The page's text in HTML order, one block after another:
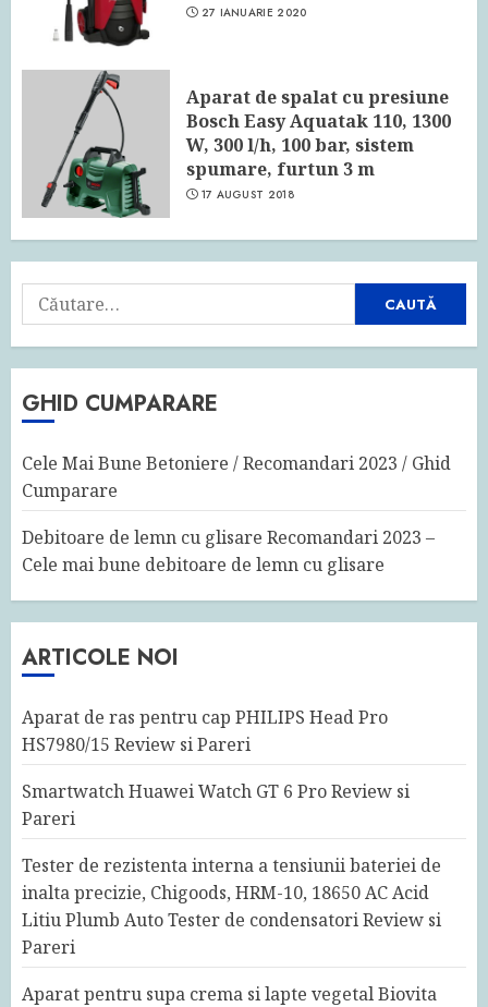
27 IANUARIE 2020
Aparat de spalat cu presiune
Bosch Easy Aquatak 110, 1300
W, 300 l/h, 100 bar, sistem
spumare, furtun 3 m
17 AUGUST 2018
Caută
după:
GHID CUMPARARE
Cele Mai Bune Betoniere / Recomandari 2023 / Ghid
Cumparare
Debitoare de lemn cu glisare Recomandari 2023 –
Cele mai bune debitoare de lemn cu glisare
ARTICOLE NOI
Aparat de ras pentru cap PHILIPS Head Pro
HS7980/15 Review si Pareri
Smartwatch Huawei Watch GT 6 Pro Review si
Pareri
Tester de rezistenta interna a tensiunii bateriei de
inalta precizie, Chigoods, HRM-10, 18650 AC Acid
Litiu Plumb Auto Tester de condensatori Review si
Pareri
Aparat pentru supa crema si lapte vegetal Biovita